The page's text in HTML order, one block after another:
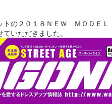
トの２０１８ＮＥＷ ＭＯＤＥＬ
いただきました。